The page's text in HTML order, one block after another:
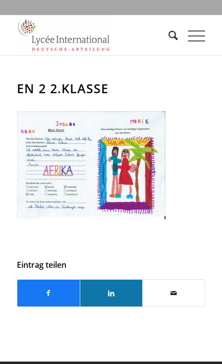
EN 2 2.KLASSE
Eintrag teilen